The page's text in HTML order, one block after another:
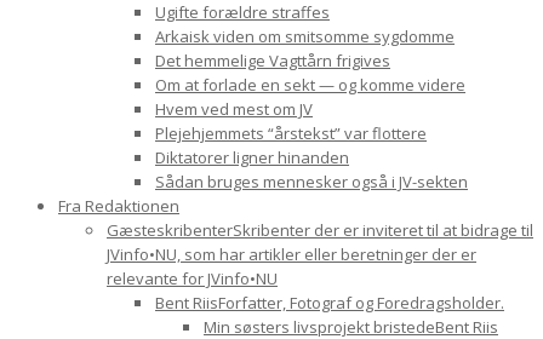
Ugifte forældre straffes
Arkaisk viden om smitsomme sygdomme
Det hemmelige Vagttårn frigives
Om at forlade en sekt — og komme videre
Hvem ved mest om JV
Plejehjemmets “årstekst” var flottere
Diktatorer ligner hinanden
Sådan bruges mennesker også i JV-sekten
Fra Redaktionen
GæsteskribenterSkribenter der er inviteret til at bidrage til
JVinfo•NU, som har artikler eller beretninger der er
relevante for JVinfo•NU
Bent RiisForfatter, Fotograf og Foredragsholder.
Min søsters livsprojekt bristedeBent Riis